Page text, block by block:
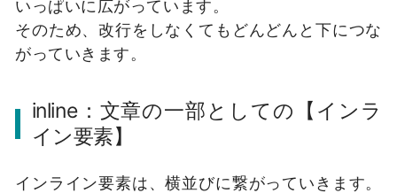
いっぱいに広がっています。
そのため、改行をしなくてもどんどんと下につな
がっていきます。
inline：文章の一部としての【インラ
イン要素】
インライン要素は、横並びに繋がっていきます。